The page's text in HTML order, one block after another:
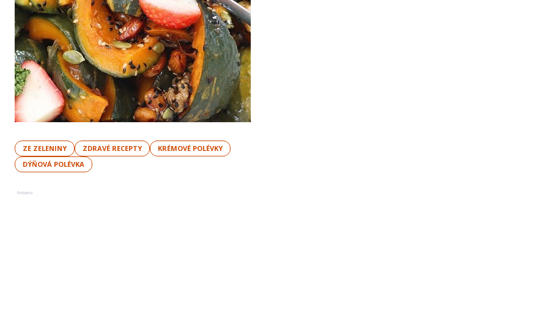
ZE ZELENINY ZDRAVÉ RECEPTY
KRÉMOVÉ POLÉVKY
DÝŇOVÁ POLÉVKA
Reklama